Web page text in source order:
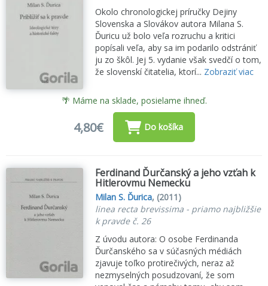
Okolo chronologickej príručky Dejiny
Slovenska a Slovákov autora Milana S.
Ďuricu už bolo veľa rozruchu a kritici
popísali veľa, aby sa im podarilo odstrániť
ju zo škôl. Jej 5. vydanie však svedčí o tom,
že slovenskí čitatelia, ktorí... Zobraziť viac
🌴 Máme na sklade, posielame ihneď.
4,80€ Do košíka
Ferdinand Ďurčanský a jeho vzťah k
Hitlerovmu Nemecku
Milan S. Ďurica, (2011)
linea recta brevissima - priamo najbližšie
k pravde č. 26
Z úvodu autora: O osobe Ferdinanda
Ďurčanského sa v súčasných médiách
zjavuje toľko protirečivých, neraz až
nezmyselných posudzovaní, že som